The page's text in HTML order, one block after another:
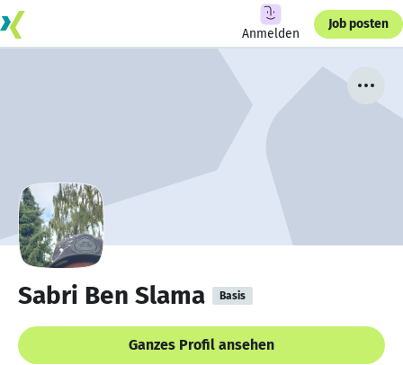
Anmelden
Job posten
Sabri Ben Slama Basis
Ganzes Profil ansehen